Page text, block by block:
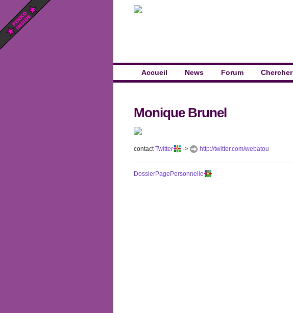
Accueil News Forum Chercher
Monique Brunel
contactTwitter -> http://twitter.com/webatou
DossierPagePersonnelle